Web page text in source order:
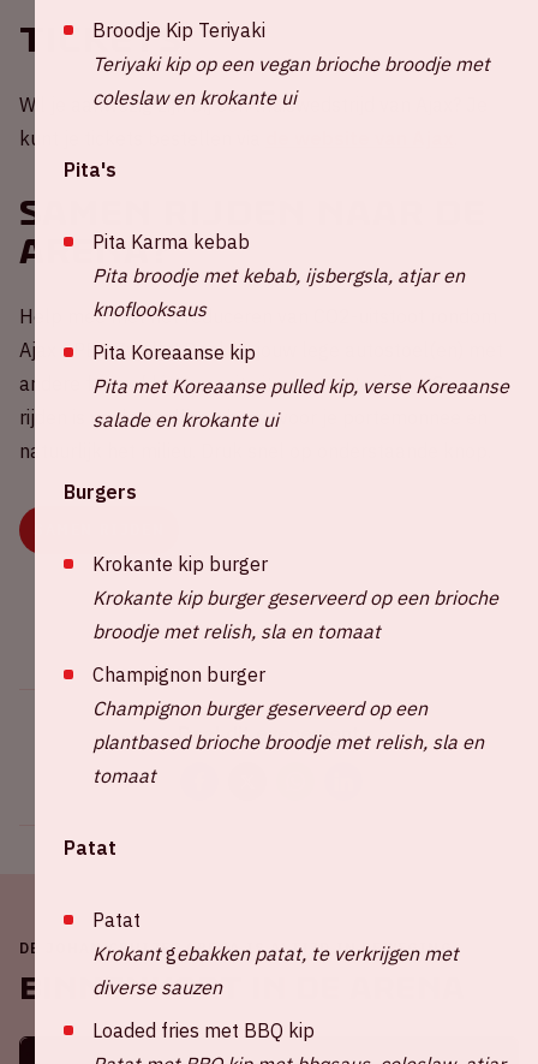
Tickets
Wil je aanwezig zijn bij een thuiswedstrijd van Ajax? Je
kunt je tickets bestellen via
Samen rijden naar de
ArenA?
Help mee met het reduceren van CO2-uitstoot rondom
Ajax - PEC Zwolle! Deel nu jouw lege autostoel(en) met
andere fans of kies een rit uit om mee te rijden. Samen
rijden is veel gezelliger, beter voor je portemonnee én
natuurlijk het milieu. Druk snel op onderstaande knop.
Deel dit evenement
DE JOHAN CRUIJFF ARENA IS ALTIJD IN BEWEGING
Binnenkort in de ArenA
Broodje Kip Teriyaki
Teriyaki kip op een vegan brioche broodje met
coleslaw en krokante ui
Pita's
Pita Karma kebab
Pita broodje met kebab, ijsbergsla, atjar en
knoflooksaus
Pita Koreaanse kip
Pita met Koreaanse pulled kip, verse Koreaanse
salade en krokante ui
Burgers
Krokante kip burger
Krokante kip burger geserveerd op een brioche
broodje met relish, sla en tomaat
Champignon burger
Champignon burger geserveerd op een
plantbased brioche broodje met relish, sla en
tomaat
Patat
Patat
Krokantgebakken patat, te verkrijgen met
diverse sauzen
Loaded fries met BBQ kip